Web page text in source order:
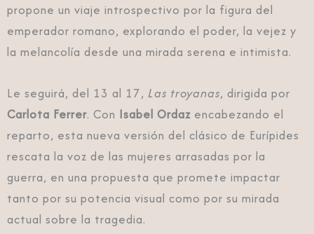
propone un viaje introspectivo por la figura del
emperador romano, explorando el poder, la vejez y
la melancolía desde una mirada serena e intimista.
Le seguirá, del 13 al 17, Las troyanas, dirigida por
Carlota Ferrer. Con Isabel Ordaz encabezando el
reparto, esta nueva versión del clásico de Eurípides
rescata la voz de las mujeres arrasadas por la
guerra, en una propuesta que promete impactar
tanto por su potencia visual como por su mirada
actual sobre la tragedia.